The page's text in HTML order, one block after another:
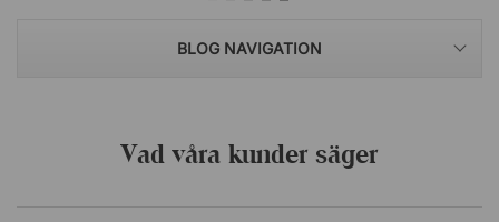
BLOG NAVIGATION
Vad våra kunder säger